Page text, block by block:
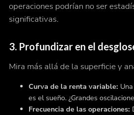
operaciones podrían no ser
significativas.
3. Profundizar en el
Mira más allá de la superficie y
Curva de la renta variable:
es el sueño. ¿Grandes
Frecuencia de las operaciones: